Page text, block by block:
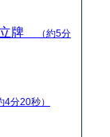
立牌
（約5分
4分20秒）